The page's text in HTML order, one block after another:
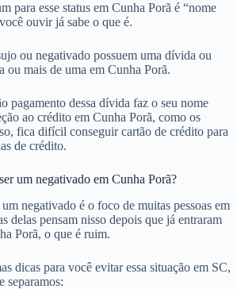
para esse status em Cunha Porã é “nome
ouvir já sabe o que é.
ou negativado possuem uma dívida ou
ou mais de uma em Cunha Porã.
pagamento dessa dívida faz o seu nome
ao crédito em Cunha Porã, como os
fica difícil conseguir cartão de crédito para
de crédito.
um negativado em Cunha Porã?
negativado é o foco de muitas pessoas em
delas pensam nisso depois que já entraram
Porã, o que é ruim.
dicas para você evitar essa situação em SC,
separamos: